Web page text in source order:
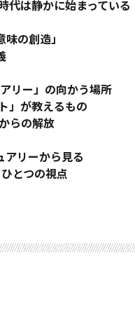
代は静かに始まっている
を教えるコース
るラグジュアリー
誰?
す
アリーの意味の更新」の
略」としてのラグジュア
ドを分けて考えよう
の創造」
舵を切る
たちの動機に変化が
ローチ
あるはず
ありえない」
越えた先にある歓喜の「
』を生んだ
そしてクチネリへの系譜
の美しさの時代へ
ダとサンモトヤマ、秦ヴ
ジュアリーメディア
日本ルール
めてしまおう
リー」の向かう場所
して認知されるか?
中でＬＶＭＨが狙うの
で勃興
化しつつある
」が教えるもの
な研究対象になったの
の中身は?
する点
らの解放
されるのか
盗用」か
る
すべきユネスコ無形文
リーから見る
ったサステナブルなピア
とする
とつの視点
もたらす価値
アリーとしての宇宙ビ